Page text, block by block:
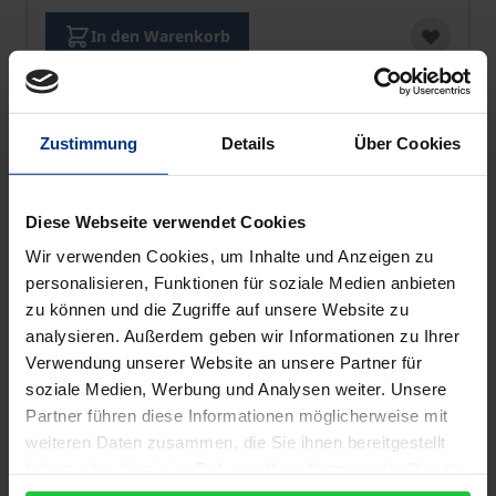
Zustimmung Details Über Cookies
Diese Webseite verwendet Cookies
Wir verwenden Cookies, um Inhalte und Anzeigen zu
personalisieren, Funktionen für soziale Medien anbieten
zu können und die Zugriffe auf unsere Website zu
analysieren. Außerdem geben wir Informationen zu Ihrer
Verwendung unserer Website an unsere Partner für
soziale Medien, Werbung und Analysen weiter. Unsere
Partner führen diese Informationen möglicherweise mit
weiteren Daten zusammen, die Sie ihnen bereitgestellt
In den Warenkorb
FormularBibliothek Vertragsgestaltung